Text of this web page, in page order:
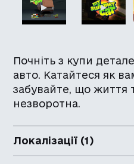
Почніть з купи
авто. Катайтеся як
забувайте, що життя
незворотна.
Локалізації (1)